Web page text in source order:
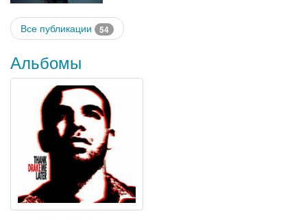
Все публикации 54
Альбомы